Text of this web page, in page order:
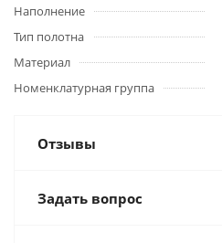
Наполнение
Тип полотна
Материал
Номенклатурная группа
Отзывы
Задать вопрос